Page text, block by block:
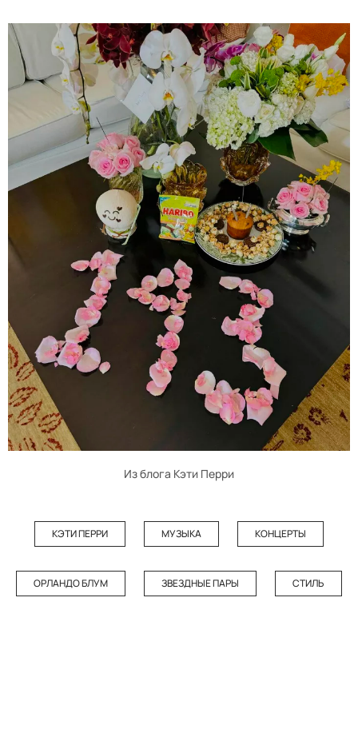
Из блога Кэти Перри
КЭТИ ПЕРРИ МУЗЫКА КОНЦЕРТЫ
ОРЛАНДО БЛУМ ЗВЕЗДНЫЕ ПАРЫ СТИЛЬ